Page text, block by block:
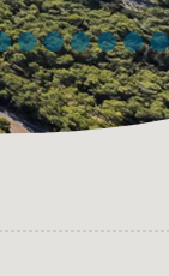
7 8 9 10 11 12